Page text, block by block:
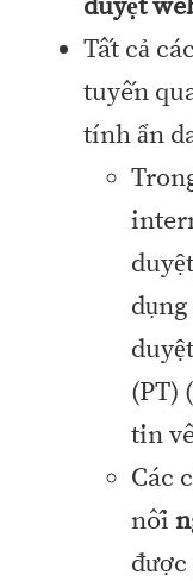
Tất cả
tuyến
tính ẩn
(PT)
tin
Các
nối